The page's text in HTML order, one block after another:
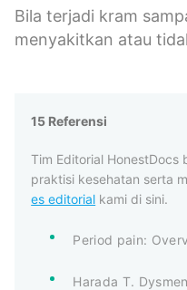
Bila terjadi kram
menyakitkan atau
15 Referensi
Tim Editorial
praktisi kesehatan serta
es editorial kami di sini.
Period pain:
Harada T.